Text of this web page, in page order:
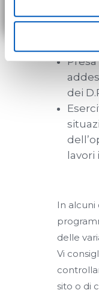
consenso in
Mostra Dettagli.
dei
lavori
In alcuni
delle
Vi
sito o di
autonomia